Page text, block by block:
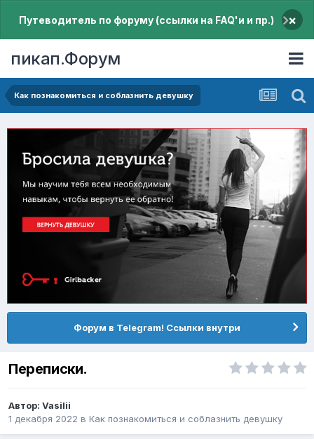
Путеводитель по форуму (ссылки на FAQ'и и пр.) ×
пикап.Форум
Как познакомиться и соблазнить девушку
Форум в Telegram! Ссылки внутри
Переписки.
Автор: Vasilii
1 декабря 2022 в Как познакомиться и соблазнить девушку